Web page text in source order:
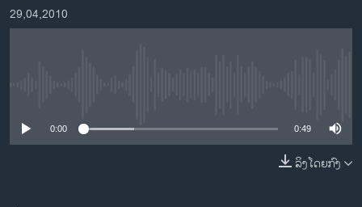
ຫາ
ຊອກຂ່າວ​ຈີນ
ຊີວິດຊາວລາວ
29,04,2010
0:00 0:49
ລິງໂດຍກົງ